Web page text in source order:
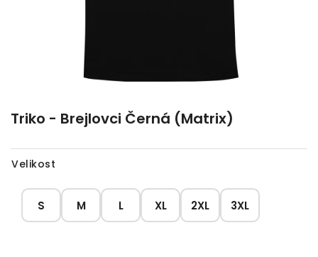
Triko - Brejlovci Černá (Matrix)
Velikost
S M L XL 2XL 3XL